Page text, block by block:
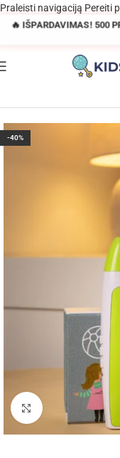
Praleisti navigaciją Pereiti
🔥 IŠPARDAVIMAS! 500
Parduotuvė
-40%
Padidinti